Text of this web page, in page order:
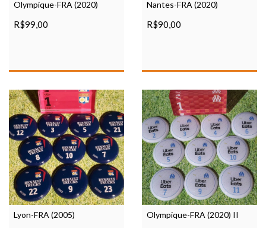
Olympique-FRA (2020)
R$99,00
Nantes-FRA (2020)
R$90,00
Lyon-FRA (2005) Olympique-FRA (2020) II